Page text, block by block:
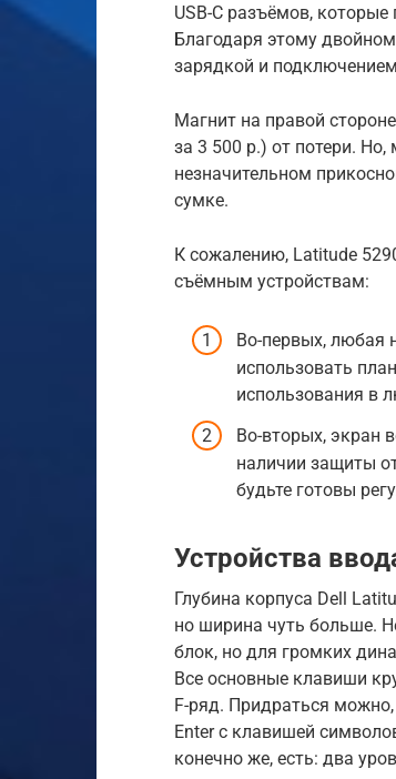
USB-C разъёмов,
Благодаря этому
зарядкой и
Магнит на правой
за 3 500 р.) от потери.
незначительном
сумке.
К сожалению, Latitude
съёмным устройствам:
Во-первых, любая
использовать
использования в
Во-вторых, экран
наличии защиты
будьте готовы
Устройства
Глубина корпуса Dell
но ширина чуть больше.
блок, но для громких
Все основные клавиши
F-ряд. Придраться
Enter c клавишей
конечно же, есть: два